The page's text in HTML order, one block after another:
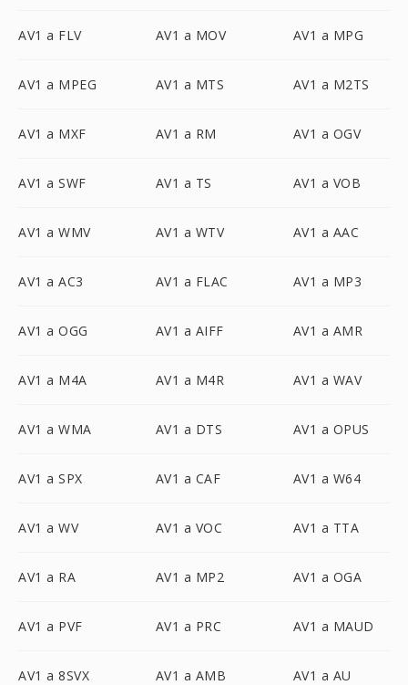
AV1 a FLV AV1 a MOV AV1 a MPG
AV1 a MPEG AV1 a MTS AV1 a M2TS
AV1 a MXF AV1 a RM AV1 a OGV
AV1 a SWF AV1 a TS AV1 a VOB
AV1 a WMV AV1 a WTV AV1 a AAC
AV1 a AC3 AV1 a FLAC AV1 a MP3
AV1 a OGG AV1 a AIFF AV1 a AMR
AV1 a M4A AV1 a M4R AV1 a WAV
AV1 a WMA AV1 a DTS AV1 a OPUS
AV1 a SPX AV1 a CAF AV1 a W64
AV1 a WV AV1 a VOC AV1 a TTA
AV1 a RA AV1 a MP2 AV1 a OGA
AV1 a PVF AV1 a PRC AV1 a MAUD
AV1 a 8SVX AV1 a AMB AV1 a AU